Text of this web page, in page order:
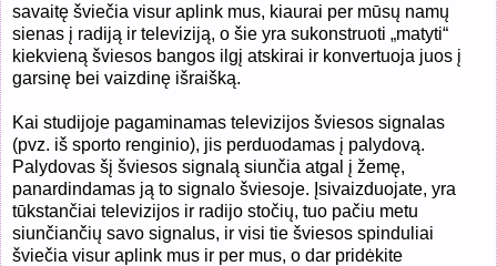
savaitę šviečia visur aplink mus, kiaurai per mūsų namų
sienas į radiją ir televiziją, o šie yra sukonstruoti „matyti“
kiekvieną šviesos bangos ilgį atskirai ir konvertuoja juos į
garsinę bei vaizdinę išraišką.
Kai studijoje pagaminamas televizijos šviesos signalas
(pvz. iš sporto renginio), jis perduodamas į palydovą.
Palydovas šį šviesos signalą siunčia atgal į žemę,
panardindamas ją to signalo šviesoje. Įsivaizduojate, yra
tūkstančiai televizijos ir radijo stočių, tuo pačiu metu
siunčiančių savo signalus, ir visi tie šviesos spinduliai
šviečia visur aplink mus ir per mus, o dar pridėkite